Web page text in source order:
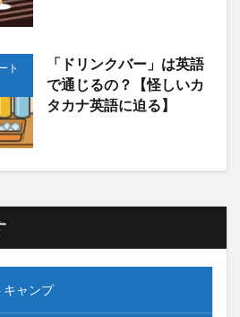
ト
「ドリンクバー」は英語
で通じるの？【怪しいカ
タカナ英語に迫る】
キャンプ